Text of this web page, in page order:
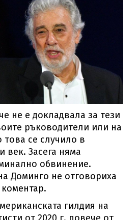
не е докладвала за тези
ръководители или на
това се случило в
век. Засега няма
обвинение.
Доминго не отговориха
гилдия на